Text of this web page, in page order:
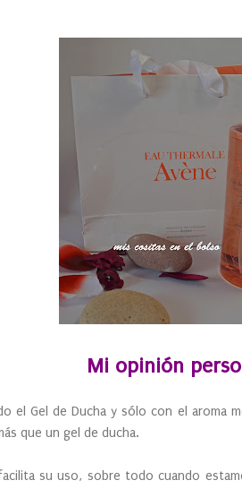
Mi opinión
el Gel de Ducha y sólo con el aroma
que un gel de ducha.
su uso, sobre todo cuando